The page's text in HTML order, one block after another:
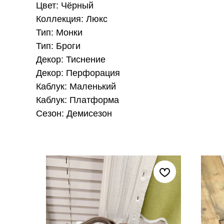
Цвет: Чёрный
Коллекция: Люкс
Тип: Монки
Тип: Броги
Декор: Тиснение
Декор: Перфорация
Каблук: Маленький
Каблук: Платформа
Сезон: Демисезон